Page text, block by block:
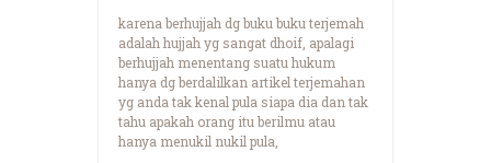
karena berhujjah dg buku buku terjemah
adalah hujjah yg sangat dhoif, apalagi
berhujjah menentang suatu hukum
hanya dg berdalilkan artikel terjemahan
yg anda tak kenal pula siapa dia dan tak
tahu apakah orang itu berilmu atau
hanya menukil nukil pula,